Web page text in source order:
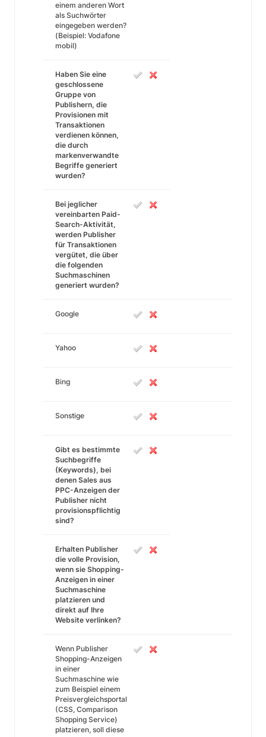
einem anderen Wort
als Suchwörter
eingegeben werden?
(Beispiel: Vodafone
mobil)
Haben Sie eine
geschlossene
Gruppe von
Publishern, die
Provisionen mit
Transaktionen
verdienen können,
die durch
markenverwandte
Begriffe generiert
wurden?
Bei jeglicher
vereinbarten Paid-
Search-Aktivität,
werden Publisher
für Transaktionen
vergütet, die über
die folgenden
Suchmaschinen
generiert wurden?
Google
Yahoo
Bing
Sonstige
Gibt es bestimmte
Suchbegriffe
(Keywords), bei
denen Sales aus
PPC-Anzeigen der
Publisher nicht
provisionspflichtig
sind?
Erhalten Publisher
die volle Provision,
wenn sie Shopping-
Anzeigen in einer
Suchmaschine
platzieren und
direkt auf Ihre
Website verlinken?
Wenn Publisher
Shopping-Anzeigen
in einer
Suchmaschine wie
zum Beispiel einem
Preisvergleichsportal
(CSS, Comparison
Shopping Service)
platzieren, soll diese